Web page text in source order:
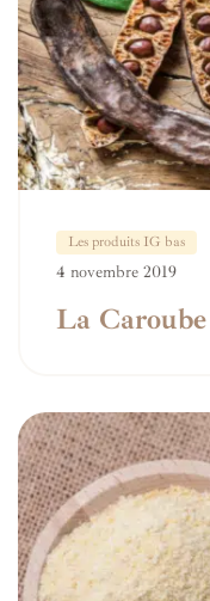
Les produits IG bas
4 novembre 2019
La